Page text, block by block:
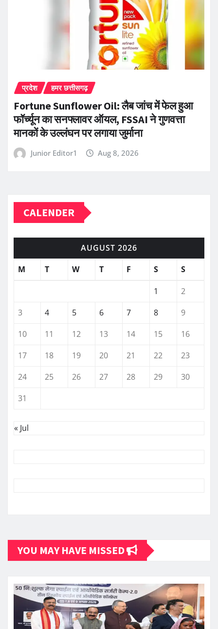
प्रदेश हमर छत्तीसगढ़
Fortune Sunflower Oil: लैब जांच में फेल हुआ
फॉर्च्यून का सनफ्लावर ऑयल, FSSAI ने गुणवत्ता
मानकों के उल्लंघन पर लगाया जुर्माना
Junior Editor1 Aug 8, 2026
CALENDER
AUGUST 2026
M
T W T F S S
1
2
3
4 5 6 7 8
9
10
11 12 13 14 15
16
17
18 19 20 21 22
23
24
25 26 27 28 29
30
31
« Jul
YOU MAY HAVE MISSED